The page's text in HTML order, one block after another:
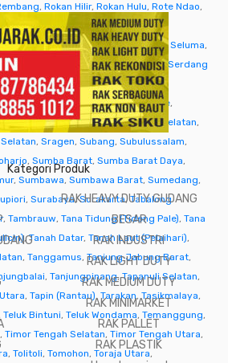
, Rokan Hilir, Rokan Hulu, Rote Ndao,
,Samarinda,Sambas,Samosir,
,Sarolangun,Sawahlunto,Sekadau,Seluma,
Seram Bagian Timur,Serang,Serdang
,Siak, Sibolga,Sidenreng
,Sikka,Simalungun,Simeulue,
,Situbondo,Sleman,Solok,Solok Selatan,
, Sragen, Subang, Subulussalam,
, Sumba Barat, Sumba Barat Daya,
, Sumbawa, Sumbawa Barat, Sumedang,
, Surabaya,Surakarta,Tabalong
, Tambrauw, Tana Tidung (Tideng Pale), Tana
,Tanah Datar, Tanah Laut (Pelaihari),
, Tanggamus, Tanjung Jabung Barat,
, Tanjungpinang,Tapanuli Selatan,
, Tapin (Rantau), Tarakan,Tasikmalaya,
Teluk Bintuni, Teluk Wondama, Temanggung,
, Timor Tengah Selatan, Timor Tengah Utara,
, Tolitoli, Tomohon, Toraja Utara,
Kategori Produk
RAK HEAVY DUTY GUDANG
BESAR
RAK INDUSTRI
RAK LIGHT DUTY
RAK MEDIUM DUTY
RAK MINIMARKET
RAK PALLET
RAK PLASTIK